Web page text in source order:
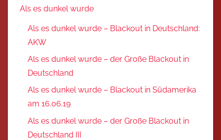
Als es dunkel wurde
Als es dunkel wurde – Blackout in Deutschland:
AKW
Als es dunkel wurde – der Große Blackout in
Deutschland
Als es dunkel wurde – Blackout in Südamerika
am 16.06.19
Als es dunkel wurde – der Große Blackout in
Deutschland III